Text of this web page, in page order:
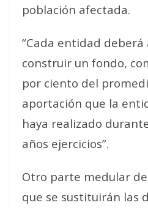
población afectada.
“Cada entidad
construir un fondo,
por ciento del
aportación que la
haya realizado
años ejercicios”.
Otro parte medular
que se sustituirán las